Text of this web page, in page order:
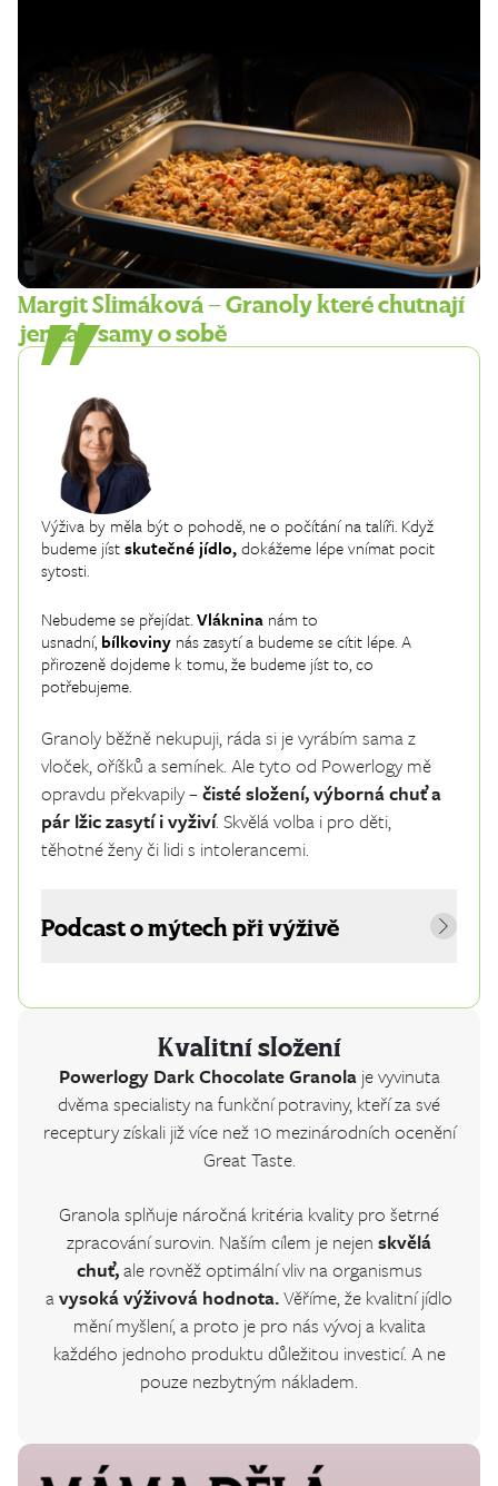
Margit Slimáková – Granoly které chutnají
jen tak samy o sobě
Výživa by měla být o pohodě, ne o počítání na talíři. Když
budeme jístskutečné jídlo,dokážeme lépe vnímat pocit
sytosti.
Nebudeme se přejídat.Vláknina nám to
usnadní, bílkoviny nás zasytí a budeme se cítit lépe. A
přirozeně dojdeme k tomu, že budeme jíst to, co
potřebujeme.
Granoly běžně nekupuji, ráda si je vyrábím sama z
vloček, oříšků a semínek. Ale tyto od Powerlogy mě
opravdu překvapily –čisté složení, výborná chuť a
pár lžic zasytí i vyživí. Skvělá volba i pro děti,
těhotné ženy či lidi s intolerancemi.
Podcast o mýtech při výživě
Kvalitní složení
Powerlogy Dark Chocolate Granolaje vyvinuta
dvěma specialisty na funkční potraviny, kteří za své
receptury získali již více než 10 mezinárodních ocenění
Great Taste.
Granola splňuje náročná kritéria kvality pro šetrné
zpracování surovin. Naším cílem je nejen skvělá
chuť,ale rovněž optimální vliv na organismus
avysoká výživová hodnota.Věříme, že kvalitní jídlo
mění myšlení, a proto je pro nás vývoj a kvalita
každého jednoho produktu důležitou investicí. A ne
pouze nezbytným nákladem.